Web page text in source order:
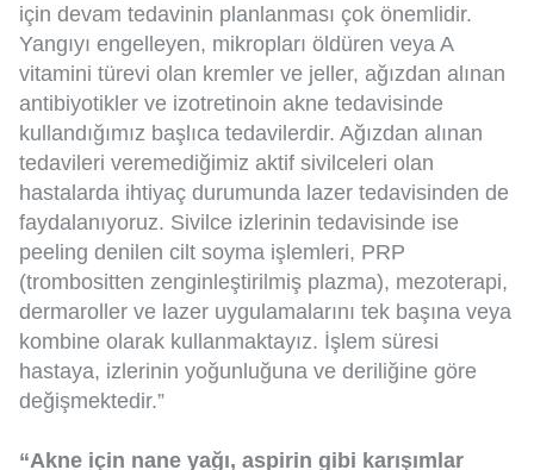
için devam tedavinin planlanması çok önemlidir.
Yangıyı engelleyen, mikropları öldüren veya A
vitamini türevi olan kremler ve jeller, ağızdan alınan
antibiyotikler ve izotretinoin akne tedavisinde
kullandığımız başlıca tedavilerdir. Ağızdan alınan
tedavileri veremediğimiz aktif sivilceleri olan
hastalarda ihtiyaç durumunda lazer tedavisinden de
faydalanıyoruz. Sivilce izlerinin tedavisinde ise
peeling denilen cilt soyma işlemleri, PRP
(trombositten zenginleştirilmiş plazma), mezoterapi,
dermaroller ve lazer uygulamalarını tek başına veya
kombine olarak kullanmaktayız. İşlem süresi
hastaya, izlerinin yoğunluğuna ve deriliğine göre
değişmektedir.”
“Akne için nane yağı, aspirin gibi karışımlar